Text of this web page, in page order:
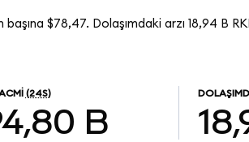
$78,47. Dolaşımdaki arzı 18,94 B
(24S)
B